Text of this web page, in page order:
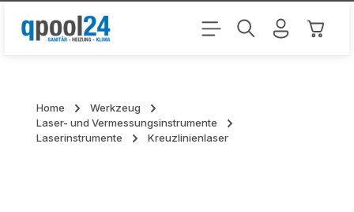
Zum Hauptinhalt springen
Home
Werkzeug
Laser- und Vermessungsinstrumente
Laserinstrumente
Kreuzlinienlaser